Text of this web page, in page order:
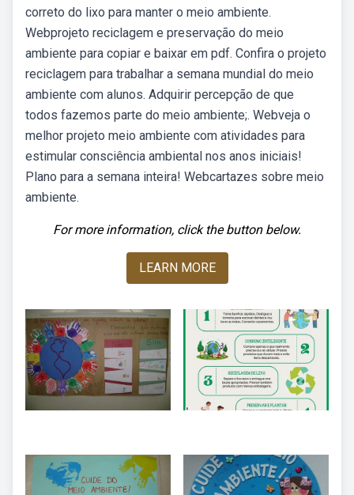
correto do lixo para manter o meio ambiente.
Webprojeto reciclagem e preservação do meio
ambiente para copiar e baixar em pdf. Confira o projeto
reciclagem para trabalhar a semana mundial do meio
ambiente com alunos. Adquirir percepção de que
todos fazemos parte do meio ambiente;. Webveja o
melhor projeto meio ambiente com atividades para
estimular consciência ambiental nos anos iniciais!
Plano para a semana inteira! Webcartazes sobre meio
ambiente.
For more information, click the button below.
LEARN MORE